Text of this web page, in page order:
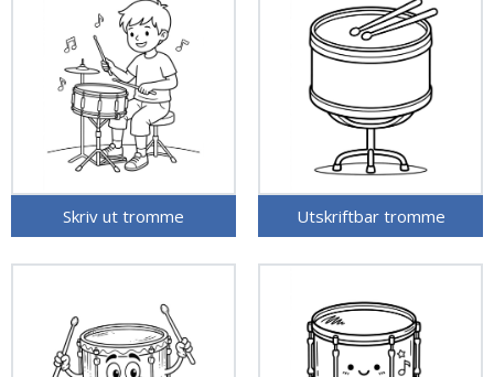
Skriv ut tromme Utskriftbar tromme